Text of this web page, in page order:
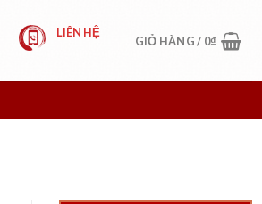
LIÊN HỆ
GIỎ HÀNG / 0₫